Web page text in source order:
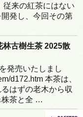
従来の紅茶にはない
発し、今回その第
林古樹生茶 2025散
発売いたしまし
d172.htm 本茶は、
はずの老木から収
株茶と全 …